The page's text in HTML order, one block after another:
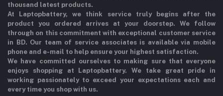
thousand latest products.
At Laptopbattery, we think service truly begins after the
product you ordered arrives at your doorstep. We follow
through on this commitment with exceptional customer service
in BD. Our team of service associates is available via mobile
phone and e-mail to help ensure your highest satisfaction.
We have committed ourselves to making sure that everyone
enjoys shopping at Laptopbattery. We take great pride in
working passionately to exceed your expectations each and
every time you shop with us.